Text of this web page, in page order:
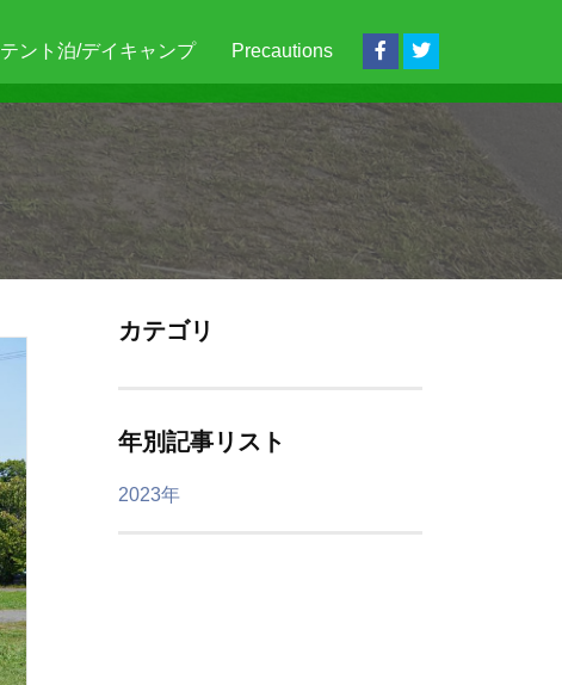
テント泊/デイキャンプ Precautions
カテゴリ
年別記事リスト
2023年